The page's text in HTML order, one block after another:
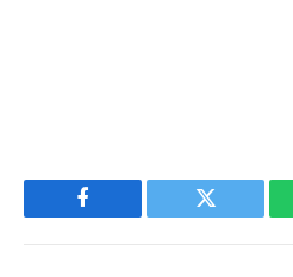
Facebook Twitter